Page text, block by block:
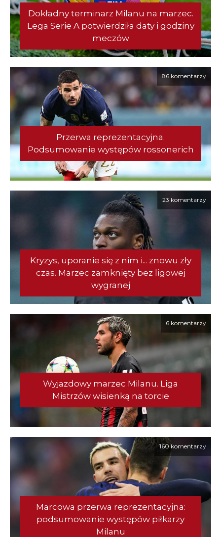
Dokładny terminarz Milanu na marzec.
Lega Serie A potwierdziła daty i godziny
meczów
86 komentarzy
Przerwa reprezentacyjna.
Podsumowanie występów rossonerich
23 komentarzy
Kryzys, uporanie się z nim i... znowu zły
czas. Marzec zamknięty bez ligowej
wygranej
6 komentarzy
Wyjazdowy marzec Milanu. Liga
Mistrzów wisienką na torcie
160 komentarzy
Marcowa przerwa reprezentacyjna:
podsumowanie występów piłkarzy
Milanu